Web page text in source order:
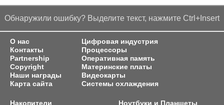
Обнаружили ошибку? Выделите текст, нажмите Ctrl+Insert
О нас
Контакты
Partnership
Copyright
Наши награды
Карта сайта
Цифровая индустрия
Процессоры
Оперативная память
Материнские платы
Видеокарты
Системы охлаждения
Накопители Ноутбуки и Планшеты